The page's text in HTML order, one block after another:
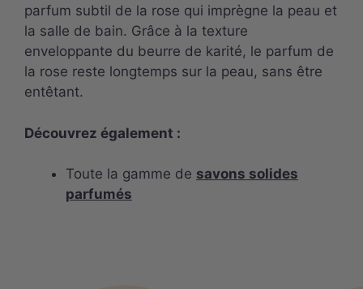
parfum subtil de la rose qui imprègne la peau et
la salle de bain. Grâce à la texture
enveloppante du beurre de karité, le parfum de
la rose reste longtemps sur la peau, sans être
entêtant.
Découvrez également :
Toute la gamme de savons solides
parfumés